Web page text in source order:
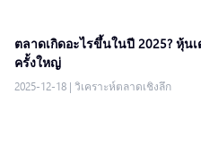
ตลาดเกิดอะไรขึ้นในปี 2025? หุ้น
ครั้งใหญ่
2025-12-18 | วิเคราะห์ตลาดเชิงลึก